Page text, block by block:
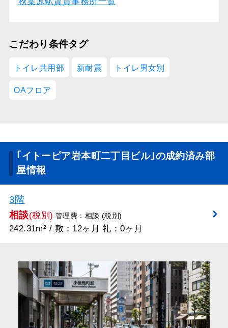
こだわり条件タグ
トイレ共用部 新耐震 トイレ男女別
OAフロア
｢イトーピア岩本町二丁目ビル｣の成約済み部
屋情報
3階
相談(税別) 管理費：相談 (税別)
242.31m² / 敷：12ヶ月 礼：0ヶ月